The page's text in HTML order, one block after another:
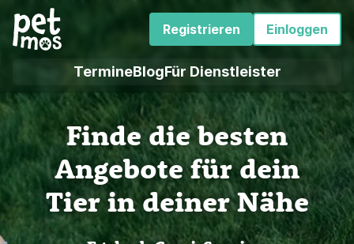
Registrieren Einloggen
TermineBlogFür Dienstleister
Finde die besten
Angebote für dein
Tier in deiner Nähe